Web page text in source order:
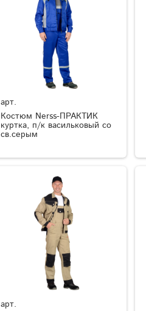
арт.
Костюм Nerss-ПРАКТИК
куртка, п/к васильковый со
св.серым
арт.